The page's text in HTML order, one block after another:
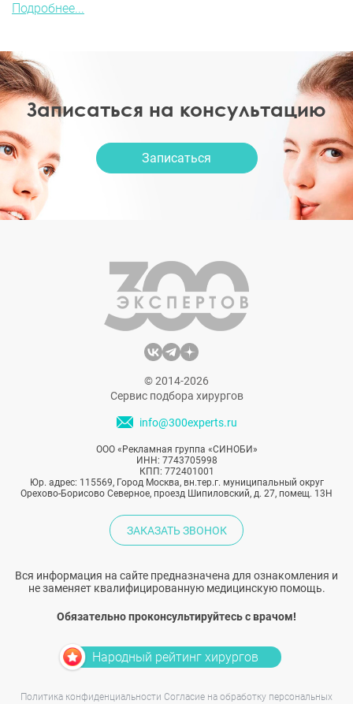
Подробнее...
Записаться на консультацию
Записаться
© 2014-2026
Сервис подбора хирургов
info@300experts.ru
ООО «Рекламная группа «СИНОБИ»
ИНН: 7743705998
КПП: 772401001
Юр. адрес: 115569, Город Москва, вн.тер.г. муниципальный округ
Орехово-Борисово Северное, проезд Шипиловский, д. 27, помещ. 13Н
ЗАКАЗАТЬ ЗВОНОК
Вся информация на сайте предназначена для ознакомления и
не заменяет квалифицированную медицинскую помощь.
Обязательно проконсультируйтесь с врачом!
Народный рейтинг хирургов
Политика конфиденциальности Согласие на обработку персональных